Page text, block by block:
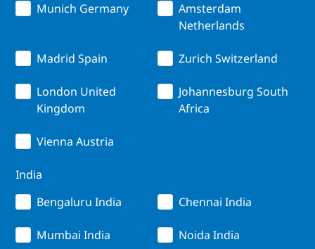
Munich Germany
Amsterdam
Netherlands
Madrid Spain Zurich Switzerland
London United
Kingdom
Johannesburg South
Africa
Vienna Austria
India
Bengaluru India
Chennai India
Mumbai India Noida India